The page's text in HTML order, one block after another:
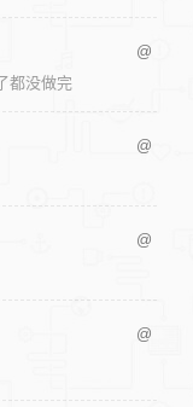
@
都没做完
@
@
@